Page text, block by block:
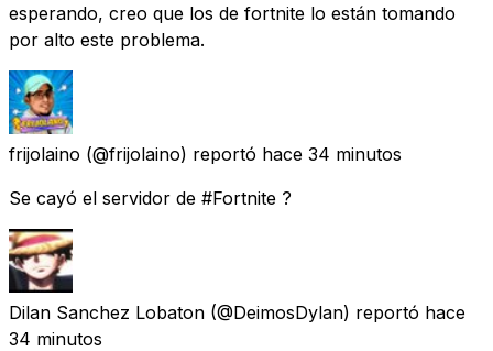
esperando, creo que los de fortnite lo están tomando
por alto este problema.
frijolaino (@frijolaino) reportó hace 34 minutos
Se cayó el servidor de #Fortnite ?
Dilan Sanchez Lobaton (@DeimosDylan) reportó hace
34 minutos